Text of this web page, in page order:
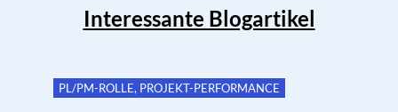
Interessante Blogartikel
PL/PM-ROLLE, PROJEKT-PERFORMANCE